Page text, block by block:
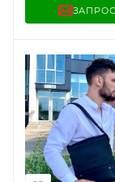
XXL, экокожа)
для ноутбука